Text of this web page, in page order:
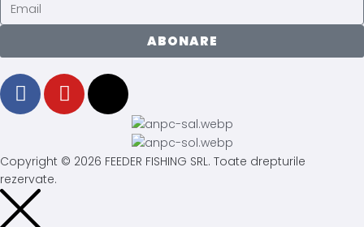
ABONARE
Copyright © 2026 FEEDER FISHING SRL. Toate drepturile
rezervate.